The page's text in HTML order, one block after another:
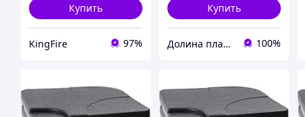
Купить
KingFire 97%
Купить
Долина пластік 100%